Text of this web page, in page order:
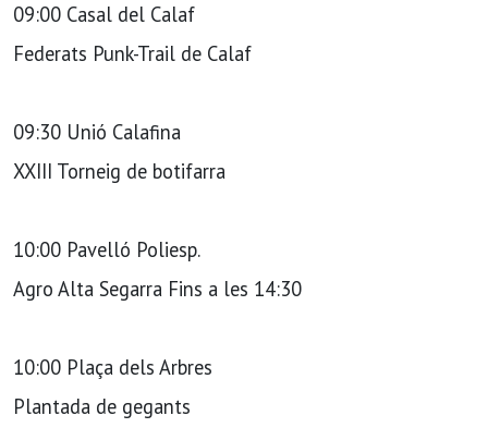
09:00 Casal del Calaf
Federats Punk-Trail de Calaf
09:30 Unió Calafina
XXIII Torneig de botifarra
10:00 Pavelló Poliesp.
Agro Alta Segarra Fins a les 14:30
10:00 Plaça dels Arbres
Plantada de gegants